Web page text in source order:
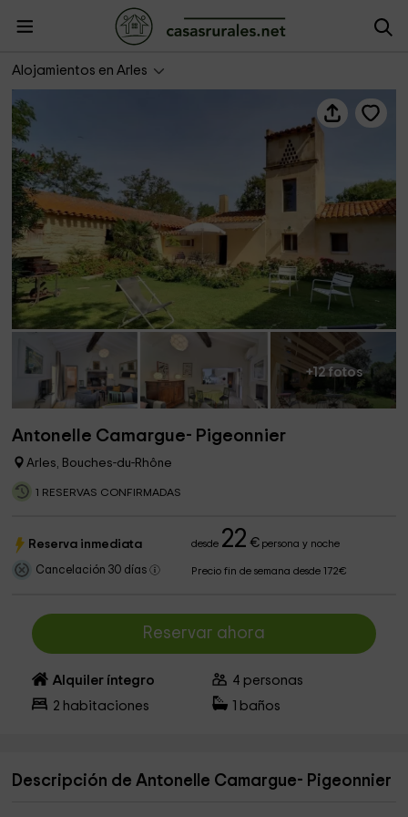
Alojamientos en Arles
Antonelle Camargue- Pigeonnier
+12 fotos
Antonelle Camargue- Pigeonnier
Arles, Bouches-du-Rhône
1 RESERVAS CONFIRMADAS
Reserva inmediata desde 22 €persona y noche
Cancelación 30 días Precio fin de semana desde 172€
Reservar ahora
Alquiler íntegro 4 personas
2 habitaciones baños
Descripción de Antonelle Camargue- Pigeonnier